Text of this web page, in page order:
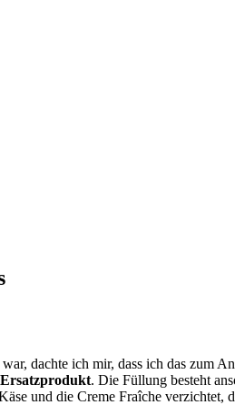
war, dachte ich mir, dass ich das zum
. Die Füllung besteht
und die Creme Fraîche verzichtet,